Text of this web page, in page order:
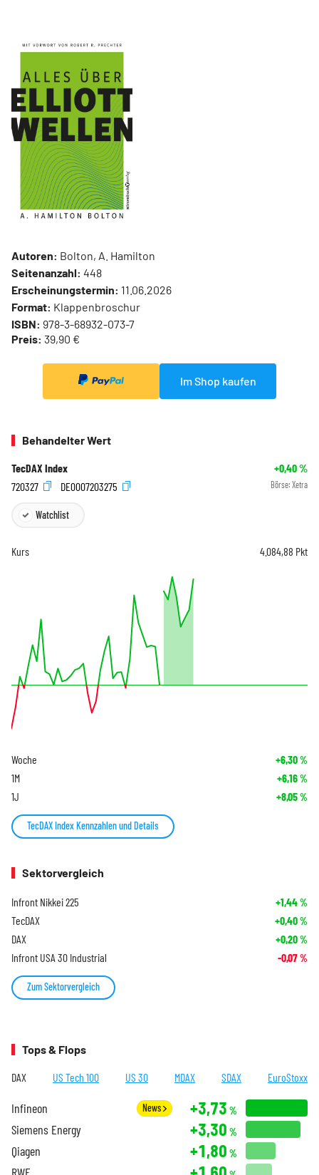
Autoren: Bolton, A. Hamilton
Seitenanzahl: 448
Erscheinungstermin: 11.06.2026
Format: Klappenbroschur
ISBN: 978-3-68932-073-7
Preis: 39,90 €
Im Shop kaufen
Behandelter Wert
TecDAX Index +0,40%
720327
DE0007203275 Börse: Xetra
Watchlist
Kurs 4.084,88 Pkt
Woche +6,30%
1M +6,16%
1J +8,05%
TecDAX Index Kennzahlen und Details
Sektorvergleich
Infront Nikkei 225 +1,44%
TecDAX +0,40%
DAX +0,20%
Infront USA 30 Industrial -0,07%
Zum Sektorvergleich
Tops & Flops
DAX US Tech 100 US 30 MDAX SDAX EuroStoxx
Infineon News +3,73 %
Siemens Energy +3,30 %
Qiagen +1,80 %
RWE